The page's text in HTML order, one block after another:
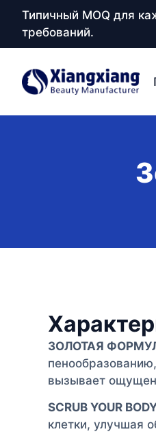
Типичный MOQ для
требований.
ЗОЛОТАЯ
вызывает
SCRUB YOUR
клетки, улучшая